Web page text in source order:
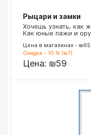
Рыцари и замки
Хочешь узнать, как
Как юные пажи и
Цена в магазинах - ₪65
Скидка - 10 % (₪7)
Цена: ₪59